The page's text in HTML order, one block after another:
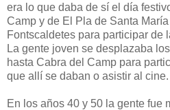
era lo que daba de sí el día
Camp y de El Pla de Santa
Fontscaldetes para participar de
La gente joven se desplazaba
hasta Cabra del Camp para
que allí se daban o asistir al cine.
En los años 40 y 50 la gente fue